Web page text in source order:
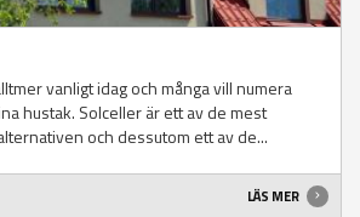
vanligt idag och många vill numera
hustak. Solceller är ett av de mest
och dessutom ett av de...
LÄS MER